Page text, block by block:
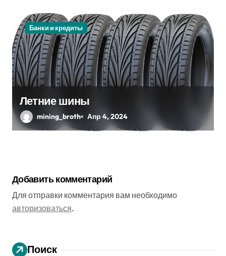
Банки и кредиты
Летние шины
mining_broth Апр 4, 2024
Добавить комментарий
Для отправки комментария вам необходимо
авторизоваться.
Поиск